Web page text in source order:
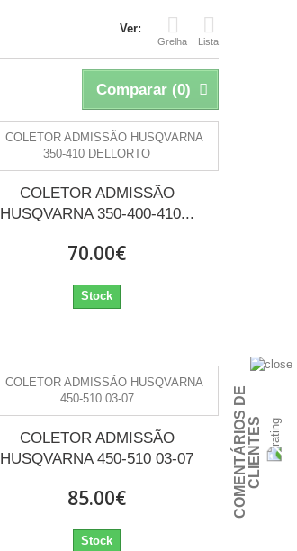
Ver:
Grelha Lista
Comparar (0)
COLETOR ADMISSÃO
HUSQVARNA 350-400-410...
70.00€
Stock
COLETOR ADMISSÃO
HUSQVARNA 450-510 03-07
85.00€
Stock
C
O
M
E
N
T
Á
R
I
O
S
D
E
C
L
I
E
N
T
ES